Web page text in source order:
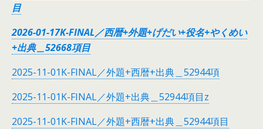
目
2026-01-17K-FINAL／西暦+外題+げだい+役名+やくめい
+出典＿52668項目
2025-11-01K-FINAL／外題+西暦+出典＿52944項
2025-11-01K-FINAL／外題+出典＿52944項目z
2025-11-01K-FINAL／外題+西暦+出典＿52944項目